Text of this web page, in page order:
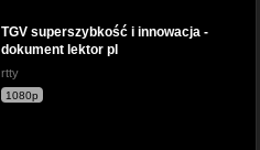
TGV superszybkość i innowacja -
dokument lektor pl
rtty
1080p